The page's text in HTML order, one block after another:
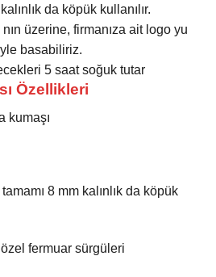
da köpük kullanılır.
nın üzerine, firmanıza ait logo yu
basabiliriz.
5 saat soğuk tutar
Özellikleri
kumaşı
tamamı 8 mm kalınlık da köpük
fermuar sürgüleri